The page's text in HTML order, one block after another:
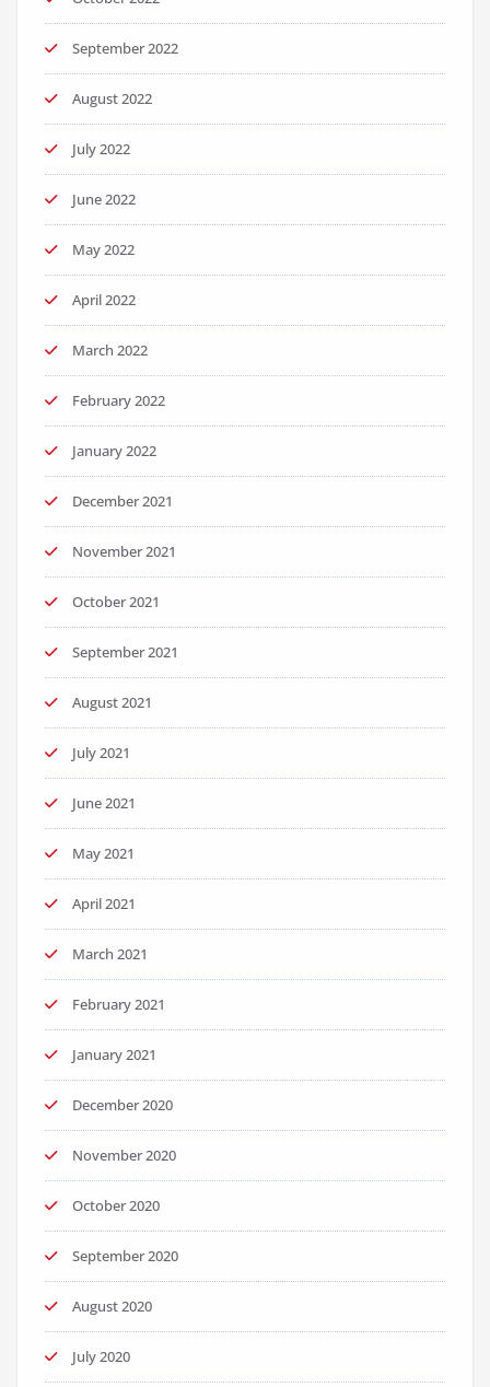
September 2022
August 2022
July 2022
June 2022
May 2022
April 2022
March 2022
February 2022
January 2022
December 2021
November 2021
October 2021
September 2021
August 2021
July 2021
June 2021
May 2021
April 2021
March 2021
February 2021
January 2021
December 2020
November 2020
October 2020
September 2020
August 2020
July 2020